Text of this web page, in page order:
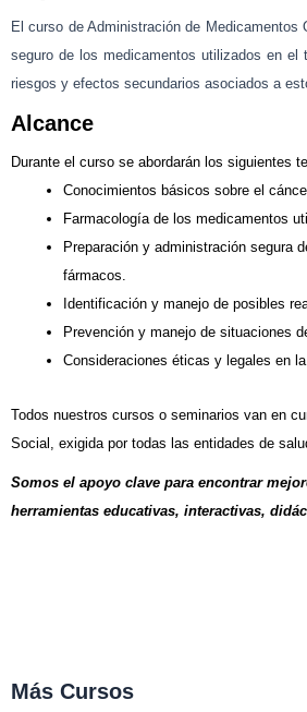
El curso de Administración de
seguro de los medicamentos utilizados en
riesgos y efectos secundarios asociados a
Alcance
Durante el curso se abordarán los siguientes
Conocimientos básicos sobre el
Farmacología de los medicamentos
Preparación y administración segura
fármacos.
Identificación y manejo de posibles
Prevención y manejo de situaciones
Consideraciones éticas y legales en
Todos nuestros cursos o seminarios van en
Social, exigida por todas las entidades de
Somos el apoyo clave para encontrar
herramientas educativas, interactivas,
Más Cursos